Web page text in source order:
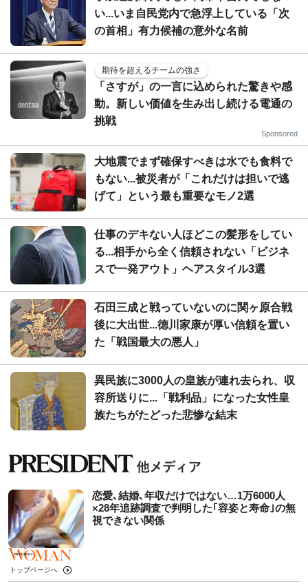
い...いま自民党内で急浮上している「次
の首相」有力候補の意外な名前
期待を超えるチームの強さ
「さすが」の一言に込められた驚きや感
動。新しい価値を生み出し続ける電通の
挑戦
Sponsored
大地震でまず確保すべきは水でも食料で
もない...被災者が「これだけは担いで逃
げて」という最も重要なモノ2選
仕事のデキない人ほどこの髪形をしてい
る...相手から全く信頼されない「ビジネ
スで一発アウト」ヘアスタイル3選
石田三成と戦っていないのに関ヶ原合戦
後に大出世...徳川家康が厚い信頼を置い
た「戦国最大の悪人」
異民族に3000人の皇族が連れ去られ、収
容所送りに...「戦利品」になった女性皇
族たちがたどった悲惨な結末
恋愛､結婚､年収だけではない…1万6000人
×28年追跡調査で判明した｢容姿と寿命｣の無
視できない関係
トップページへ